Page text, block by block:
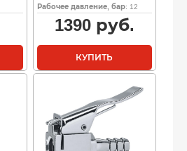
Рабочее давление, бар: 12
1390руб.
КУПИТЬ